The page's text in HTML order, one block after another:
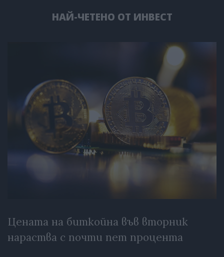
НАЙ-ЧЕТЕНО ОТ ИНВЕСТ
Цената на биткойна във вторник
нараства с почти пет процента